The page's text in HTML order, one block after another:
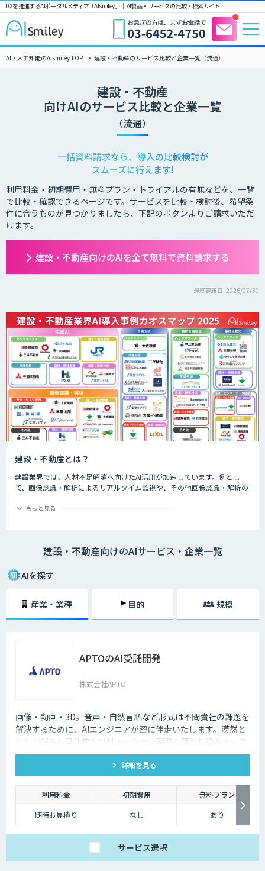
DXを推進するAIポータルメディア「AIsmiley」｜ AI製品・サービスの比較・検索サイト
AI・人工知能のAIsmiley TOP 建設・不動産のサービス比較と企業一覧（流通）
建設・不動産
向けAIのサービス比較と企業一覧
（流通）
一括資料請求なら、導入の比較検討が
スムーズに行えます!
利用料金・初期費用・無料プラン・トライアルの有無などを、一覧
で比較・確認できるページです。サービスを比較・検討後、希望条
件に合うものが見つかりましたら、下記のボタンよりご請求いただ
けます。
建設・不動産向けのAIを全て無料で資料請求する
最終更新日: 2026/07/30
建設・不動産とは？
建設業界では、人材不足解消へ向けたAI活用が加速しています。例とし
て、画像認識・解析によるリアルタイム監視や、その他画像認識・解析の
技術継承・ナレッジ共有のシーンでもAIサービスが多く活用されていま
活用することで膨大なデータをリアルタイムに分析し、迅速かつ精度の高
もっと見る
建設・不動産向けのAIサービス・企業一覧
AIを探す
産業・業種 目的 規模
APTOのAI受託開発
株式会社APTO
画像・動画・3D。音声・自然言語など形式は不問貴社の課題を
解決するために、AIエンジニアが密に伴走いたします。漠然と
したお悩みも具体的なソリューション開発に落とし込みますの
で、お気軽にご相談ください。
詳細を見る
利用料金 初期費用
無料プラン
随時お見積り
なし あり
サービス選択